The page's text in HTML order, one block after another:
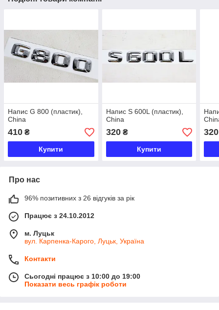
Напис G 800 (пластик),
China
410 ₴
Купити
Напис S 600L (пластик),
China
320₴
Купити
320
Про нас
96% позитивних з 26 відгуків за рік
Працює з 24.10.2012
м. Луцьк
вул. Карпенка-Карого, Луцьк, Україна
Контакти
Сьогодні працює з 10:00 до 19:00
Показати весь графік роботи